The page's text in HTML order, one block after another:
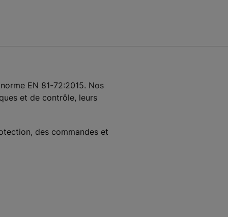
EN 81-72:2015. Nos
et de contrôle, leurs
des commandes et